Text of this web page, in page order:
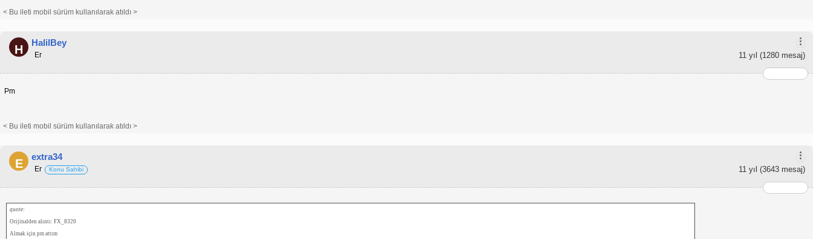
< Bu ileti mobil sürüm kullanılarak atıldı >
H
HalilBey
11 yıl (1280 mesaj)
Er
Pm
< Bu ileti mobil sürüm kullanılarak atıldı >
E
extra34
11 yıl (3643 mesaj)
Er Konu Sahibi
quote:
Orijinalden alıntı: FX_8320
Almak için pm attım